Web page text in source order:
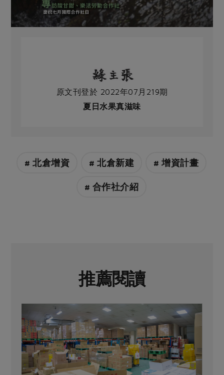
原文刊登於 2022年07月219期
夏日水果真滋味
# 北倉增資 # 北倉新建 # 增資計畫
# 合作社介紹
推薦閱讀